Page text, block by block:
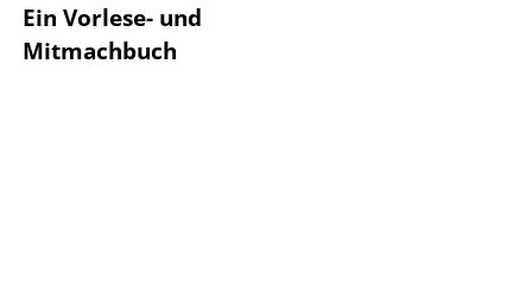
Ein Vorlese- und
Mitmachbuch